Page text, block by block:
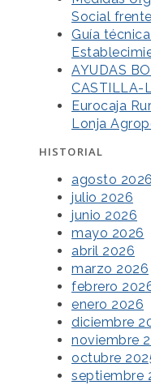
Social
Guía
AYUDAS
CASTILLA-
Eurocaja
Lonja
HISTORIAL
agosto 2026
julio 2026
junio 2026
mayo 2026
abril 2026
marzo 2026
febrero
enero 2026
diciembre
noviembre
octubre
septiembre